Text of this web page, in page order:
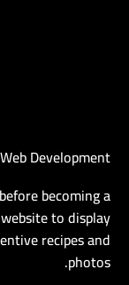
AR
Development
becoming a
to display
recipes and
photos.